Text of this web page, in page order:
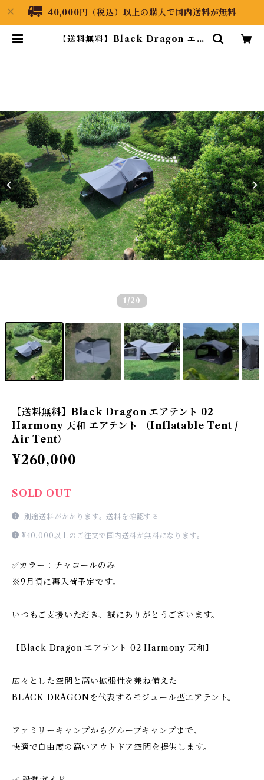
40,000円（税込）以上の購入で国内送料が無料
【送料無料】Black Dragon エア
1 /20
【送料無料】Black Dragon エアテント 02
Harmony 天和 エアテント （Inflatable Tent /
Air Tent）
¥260,000
SOLD OUT
別途送料がかかります。送料を確認する
¥40,000以上のご注文で国内送料が無料になります。
✅カラー：チャコールのみ
※9月頃に再入荷予定です。
いつもご支援いただき、誠にありがとうございます。
【Black Dragon エアテント 02 Harmony 天和】
広々とした空間と高い拡張性を兼ね備えた
BLACK DRAGONを代表するモジュール型エアテント。
ファミリーキャンプからグループキャンプまで、
快適で自由度の高いアウトドア空間を提供します。